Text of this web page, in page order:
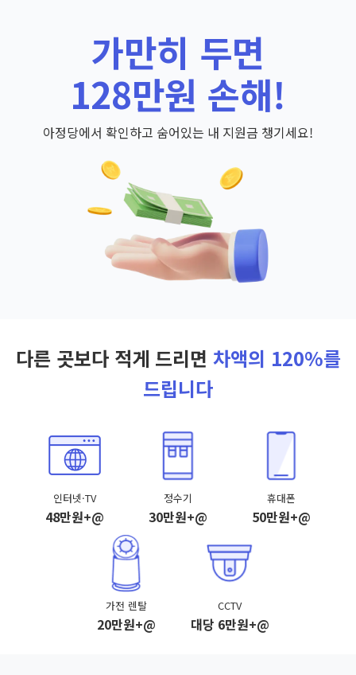
가만히 두면
128만원 손해!
아정당에서 확인하고 숨어있는 내 지원금 챙기세요!
다른 곳보다 적게 드리면 차액의 120%를
드립니다
인터넷·TV
48만원+@
정수기
30만원+@
휴대폰
50만원+@
가전 렌탈
20만원+@
CCTV
대당 6만원+@